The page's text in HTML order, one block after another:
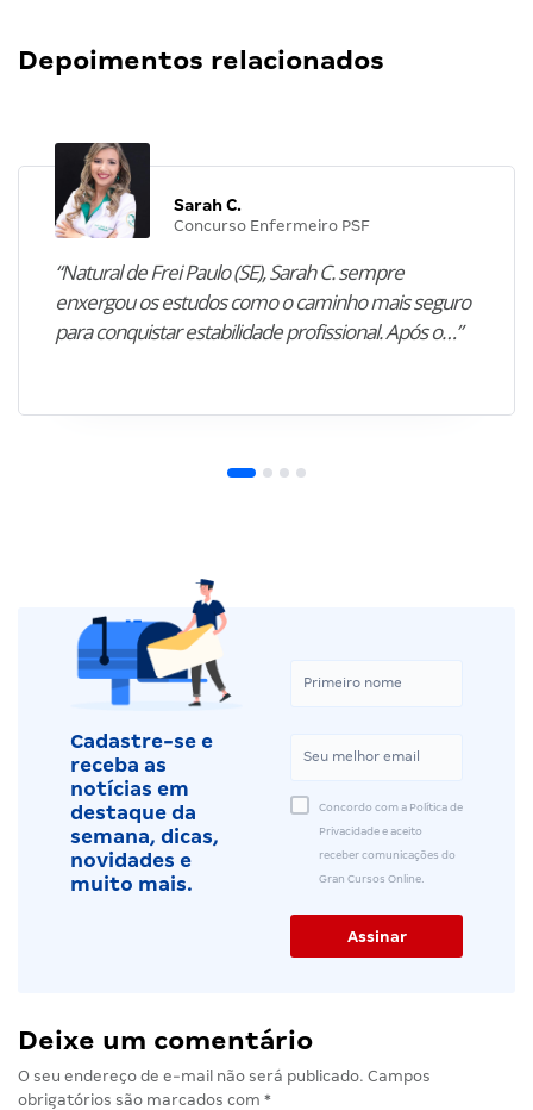
Depoimentos relacionados
Sarah C.
Concurso Enfermeiro PSF
“Natural de Frei Paulo (SE), Sarah C. sempre
enxergou os estudos como o caminho mais seguro
para conquistar estabilidade profissional. Após o…”
Cadastre-se e
receba as
notícias em
destaque da
semana, dicas,
novidades e
muito mais.
Concordo com a Política de
Privacidade e aceito
receber comunicações do
Gran Cursos Online.
Deixe um comentário
O seu endereço de e-mail não será publicado. Campos
obrigatórios são marcados com *